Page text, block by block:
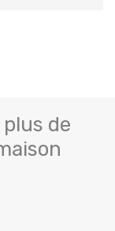
de